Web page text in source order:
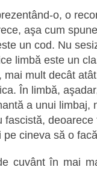
o, o
aşa cum
un cod. Nu
limbă este un
mult decât
În limbă,
a unui limbaj,
cineva să o
cuvânt în mai